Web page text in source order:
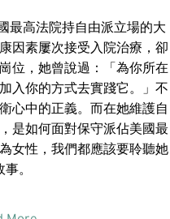
最高法院持自由派立場的大
因素屢次接受入院治療，卻
位，她曾說過：「為你所在
入你的方式去實踐它。」不
心中的正義。而在她維護自
是如何面對保守派佔美國最
女性，我們都應該要聆聽她
。